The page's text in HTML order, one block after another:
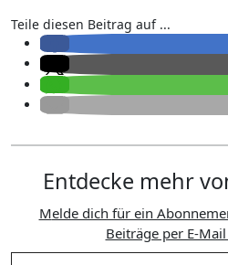
Teile diesen Beitrag auf ...
Entdecke mehr
Melde dich für ein Abonnement an, um die neuesten
Beiträge per E-
Gib deine E-Mail-Adresse ein ...